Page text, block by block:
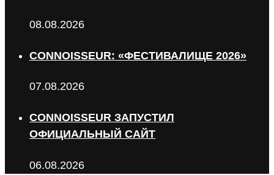
08.08.2026
CONNOISSEUR: «ФЕСТИВАЛИЩЕ 2026»
07.08.2026
CONNOISSEUR ЗАПУСТИЛ
ОФИЦИАЛЬНЫЙ САЙТ
06.08.2026